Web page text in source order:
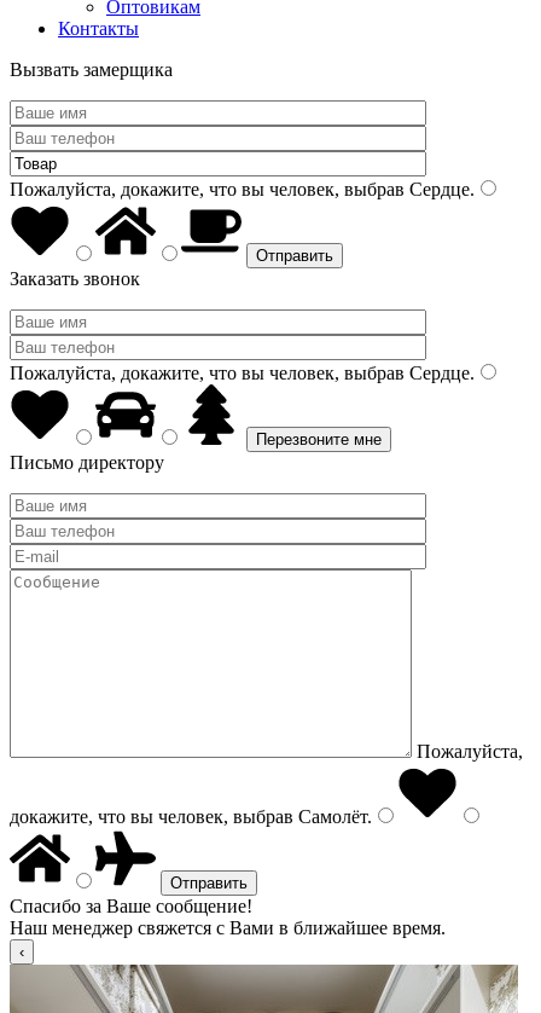
Оптовикам
Контакты
Вызвать замерщика
Пожалуйста, докажите, что вы человек, выбрав Сердце.
Заказать звонок
Пожалуйста, докажите, что вы человек, выбрав Сердце.
Письмо директору
Пожалуйста,
докажите, что вы человек, выбрав Самолёт.
Спасибо за Ваше сообщение!
Наш менеджер свяжется с Вами в ближайшее время.